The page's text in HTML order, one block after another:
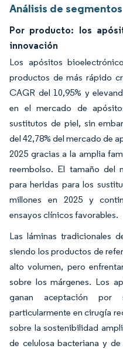
Análisis de segmentos
Por producto: los
innovación
Los apósitos
productos de más rápido
CAGR del 10,95% y
en el mercado de
sustitutos de piel, sin
del 42,78% del mercado de
2025 gracias a la amplia
reembolso. El tamaño del
para heridas para los
millones en 2025 y
ensayos clínicos favorables.
Las láminas tradicionales
siendo los productos de
alto volumen, pero
sobre los márgenes. Los
ganan aceptación por
particularmente en cirugía
sobre la sostenibilidad
de celulosa bacteriana y